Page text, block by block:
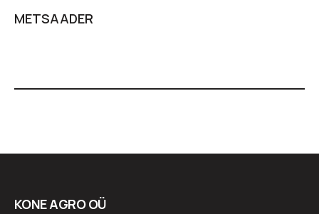
METSAADER
KONE AGRO OÜ